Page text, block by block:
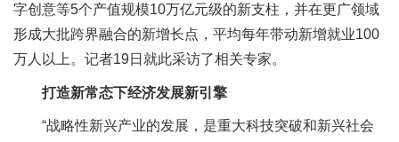
字创意等5个产值规模10万亿元级的新支柱，并在更广领域
形成大批跨界融合的新增长点，平均每年带动新增就业100
万人以上。记者19日就此采访了相关专家。
打造新常态下经济发展新引擎
“战略性新兴产业的发展，是重大科技突破和新兴社会